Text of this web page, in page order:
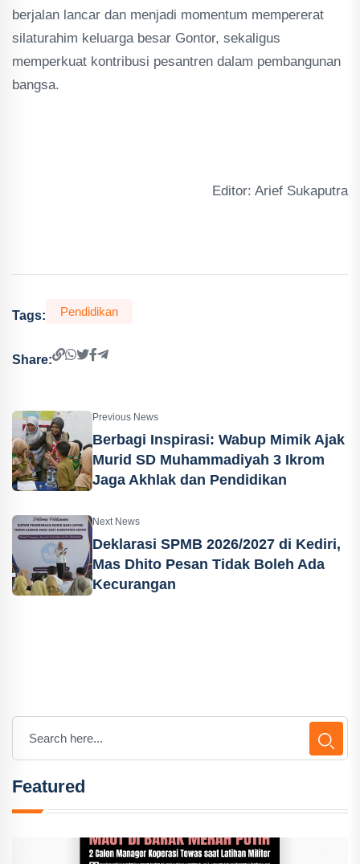
berjalan lancar dan menjadi momentum mempererat
silaturahim keluarga besar Gontor, sekaligus
memperkuat kontribusi pesantren dalam pembangunan
bangsa.
Editor: Arief Sukaputra
Tags: Pendidikan
Share:
Previous News
Berbagi Inspirasi: Wabup Mimik Ajak
Murid SD Muhammadiyah 3 Ikrom
Jaga Akhlak dan Pendidikan
Next News
Deklarasi SPMB 2026/2027 di Kediri,
Mas Dhito Pesan Tidak Boleh Ada
Kecurangan
Featured